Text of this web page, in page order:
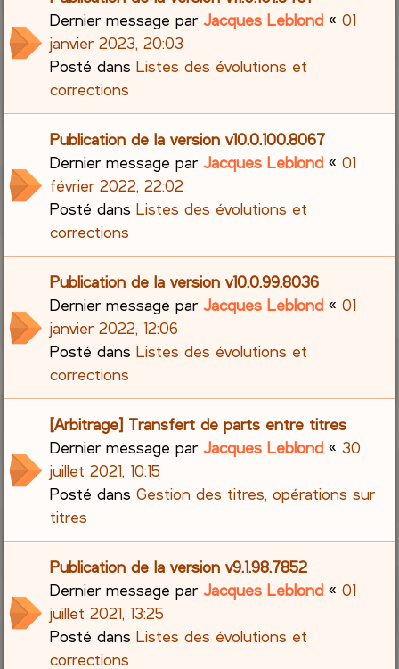
Dernier message parJacques Leblond «01
janvier 2023, 20:03
Posté dansListes des évolutions et
corrections
Publication de la version v10.0.100.8067
Dernier message parJacques Leblond «01
février 2022, 22:02
Posté dansListes des évolutions et
corrections
Publication de la version v10.0.99.8036
Dernier message parJacques Leblond «01
janvier 2022, 12:06
Posté dansListes des évolutions et
corrections
[Arbitrage] Transfert de parts entre titres
Dernier message parJacques Leblond «30
juillet 2021, 10:15
Posté dansGestion des titres, opérations sur
titres
Publication de la version v9.1.98.7852
Dernier message parJacques Leblond «01
juillet 2021, 13:25
Posté dansListes des évolutions et
corrections